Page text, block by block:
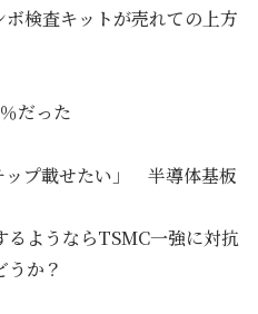
検査キットが売れての上方
だった
ップ載せたい」 半導体基板
ようならTSMC一強に対抗
か？